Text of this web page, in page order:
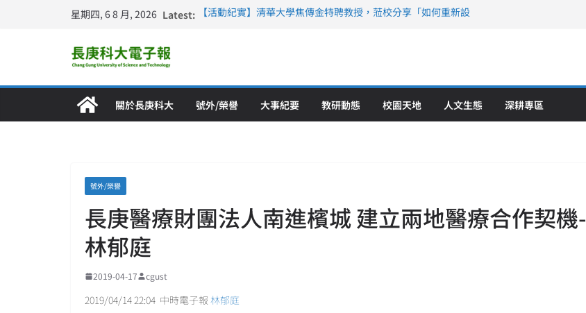
星期四, 6 8 月, 2026 Latest:
【活動紀實】清華大學焦傳金特聘教授，蒞校分享「如何重新設
長庚科大護理系勇奪2026羅馬尼亞歐洲盃國際發明展雙金牌暨雙
特別獎 AI智慧照護與護理教育創新獲國際肯定
關於長庚科大 號外/榮譽 大事紀要 教研動態 校園天地 人文生態 深耕專區
號外/榮譽
長庚醫療財團法人南進檳城 建立兩地醫療合作契機-
林郁庭
2019-04-17 cgust
2019/04/14 22:04 中時電子報 林郁庭